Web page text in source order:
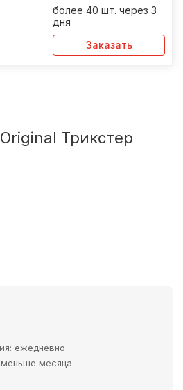
более 40 шт. через 3
дня
Заказать
Трикстер
ежедневно
меньше месяца